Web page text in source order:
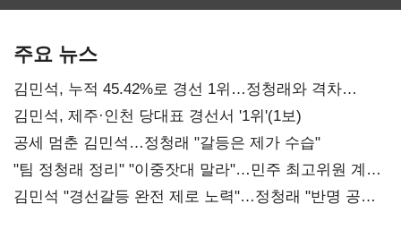
주요 뉴스
김민석, 누적 45.42%로 경선 1위…정청래와 격차
0.86%p(2보)
김민석, 제주·인천 당대표 경선서 '1위'(1보)
공세 멈춘 김민석…정청래 "갈등은 제가 수습"
"팀 정청래 정리" "이중잣대 말라"…민주 최고위원 계파
다툼 격화
김민석 "경선갈등 완전 제로 노력"…정청래 "반명 공세